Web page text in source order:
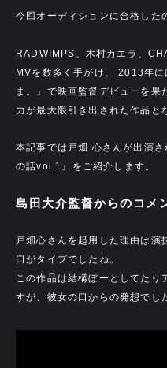
今回オーディションに合格した
RADWIMPS、木村カエラ、
MVを数多く手がけ、 2013年
ま。』で映画監督デビューを
力が最大限引き出された作品と
本記事では戸畑 心さんが出演
の話vol.1』をご紹介します。
島田大介監督からのコメ
戸畑心さんを起用した理由は演
口がタイプでしたね。
この作品は結構ぼーとしてたり
すが、彼女の口からの発想でし